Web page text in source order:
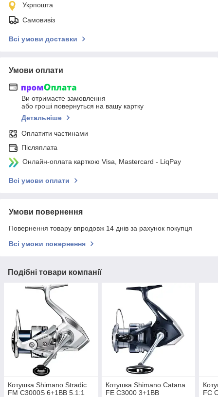
Укрпошта
Самовивіз
Всі умови доставки
Умови оплати
Ви отримаєте замовлення
або гроші повернуться на вашу картку
Детальніше
Оплатити частинами
Післяплата
Онлайн-оплата карткою Visa, Mastercard - LiqPay
Всі умови оплати
Умови повернення
Повернення товару впродовж 14 днів за рахунок покупця
Всі умови повернення
Подібні товари компанії
Котушка Shimano Stradic
FM C3000S 6+1BB 5.1:1
Котушка Shimano Catana
FE C3000 3+1BB
FC